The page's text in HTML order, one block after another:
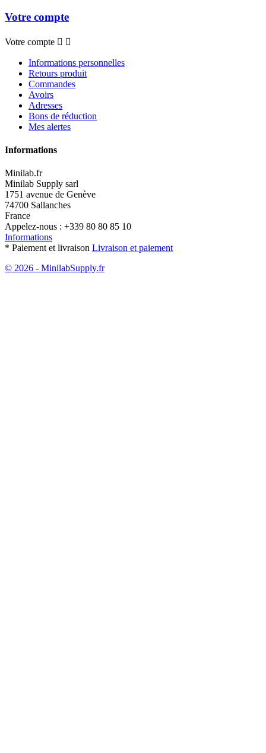
Votre compte
Votre compte  
Informations personnelles
Retours produit
Commandes
Avoirs
Adresses
Bons de réduction
Mes alertes
Informations
Minilab.fr
Minilab Supply sarl
1751 avenue de Genève
74700 Sallanches
France
Appelez-nous : +339 80 80 85 10
Informations
* Paiement et livraison Livraison et paiement
© 2026 - MinilabSupply.fr